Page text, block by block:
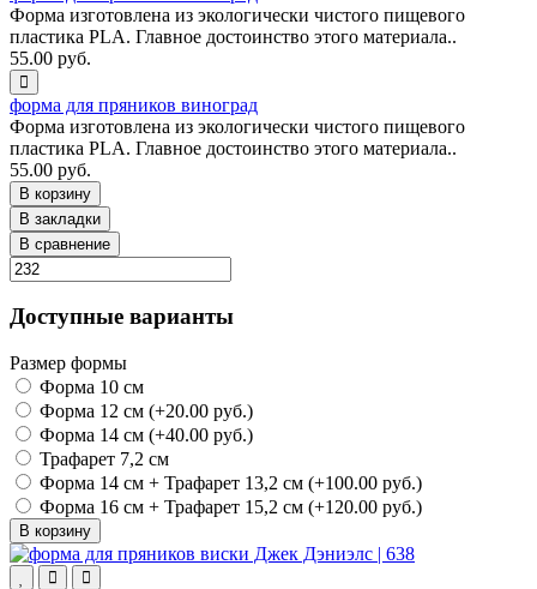
Форма изготовлена из экологически чистого пищевого
пластика PLA. Главное достоинство этого материала..
55.00 руб.
форма для пряников виноград
Форма изготовлена из экологически чистого пищевого
пластика PLA. Главное достоинство этого материала..
55.00 руб.
В корзину
В закладки
В сравнение
Доступные варианты
Размер формы
Форма 10 см
Форма 12 см (+20.00 руб.)
Форма 14 см (+40.00 руб.)
Трафарет 7,2 см
Форма 14 см + Трафарет 13,2 см (+100.00 руб.)
Форма 16 см + Трафарет 15,2 см (+120.00 руб.)
В корзину